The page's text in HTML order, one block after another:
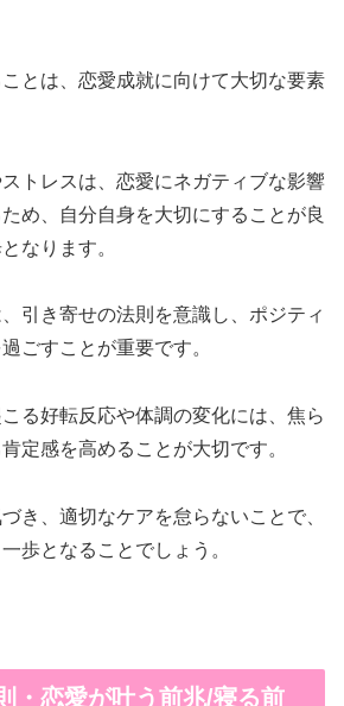
とは、恋愛成就に向けて大切な要素
トレスは、恋愛にネガティブな影響
め、自分自身を大切にすることが良
なります。
引き寄せの法則を意識し、ポジティ
ごすことが重要です。
る好転反応や体調の変化には、焦ら
定感を高めることが大切です。
き、適切なケアを怠らないことで、
歩となることでしょう。
・恋愛が叶う前兆/寝る前